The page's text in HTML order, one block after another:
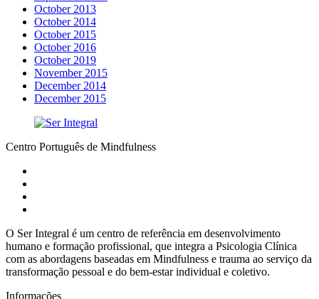
October 2013
October 2014
October 2015
October 2016
October 2019
November 2015
December 2014
December 2015
Centro Português de Mindfulness
O Ser Integral é um centro de referência em desenvolvimento
humano e formação profissional, que integra a Psicologia Clínica
com as abordagens baseadas em Mindfulness e trauma ao serviço da
transformação pessoal e do bem-estar individual e coletivo.
Informações